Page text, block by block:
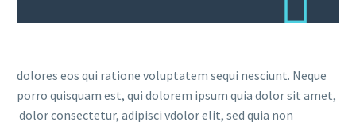
dolores eos qui ratione voluptatem sequi nesciunt. Neque
porro quisquam est, qui dolorem ipsum quia dolor sit amet,
dolor consectetur, adipisci vdolor elit, sed quia non